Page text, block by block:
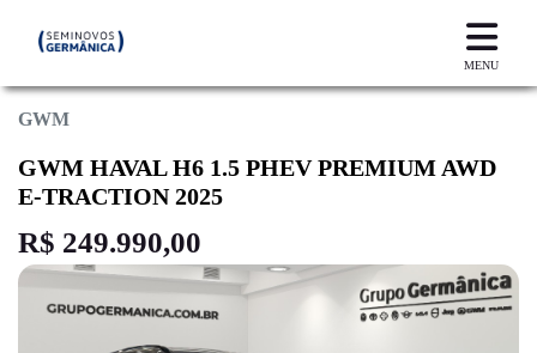
MENU
GWM
GWM HAVAL H6 1.5 PHEV PREMIUM AWD
E-TRACTION 2025
R$ 249.990,00